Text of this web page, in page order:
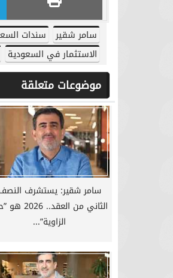
سامر شقير سندات
الاستثمار في السعودية
موضوعات متعلقة
سامر شقير: يستشرف
الثاني من العقد..
الزاوية”...